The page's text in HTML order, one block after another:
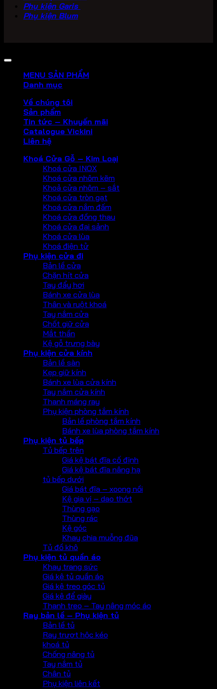
Phụ kiện Garis
Phụ kiện Blum
MENU SẢN PHẨM
Danh mục
Về chúng tôi
Sản phẩm
Tin tức – Khuyến mãi
Catalogue Vickini
Liên hệ
Khoá Cửa Gỗ – Kim Loại
Khoá cửa INOX
Khoá cửa nhôm kẽm
Khoả cửa nhôm – sắt
Khoá cửa tròn gạt
Khoá cửa nắm đấm
Khoá cửa đồng thau
Khoá cửa đại sảnh
Khoá cửa lùa
Khoá điện tử
Phụ kiện cửa đi
Bản lề cửa
Chặn hít cửa
Tay đẩy hơi
Bánh xe cửa lùa
Thân và ruột khoá
Tay nắm cửa
Chốt giữ cửa
Mắt thần
Kệ gỗ trưng bày
Phụ kiện cửa kính
Bản lề sàn
Kẹp giữ kính
Bánh xe lùa cửa kính
Tay nắm cửa kính
Thanh máng ray
Phụ kiện phòng tắm kính
Bản lề phòng tắm kính
Bánh xe lùa phòng tắm kính
Phụ kiện tủ bếp
Tủ bếp trên
Giá kệ bát đĩa cố định
Giá kệ bát đĩa nâng hạ
tủ bếp dưới
Giá bát đĩa – xoong nồi
Kệ gia vị – dao thớt
Thùng gạo
Thùng rác
Kệ góc
Khay chia muỗng đũa
Tủ đồ khô
Phụ kiện tủ quần áo
Khay trang sức
Giá kệ tủ quần áo
Giá kệ treo góc tủ
Giá kệ để giày
Thanh treo – Tay nâng móc áo
Ray bản lề – Phụ kiện tủ
Bản lề tủ
Ray trượt hộc kéo
khoá tủ
Chống nâng tủ
Tay nắm tủ
Chân tủ
Phụ kiện liên kết